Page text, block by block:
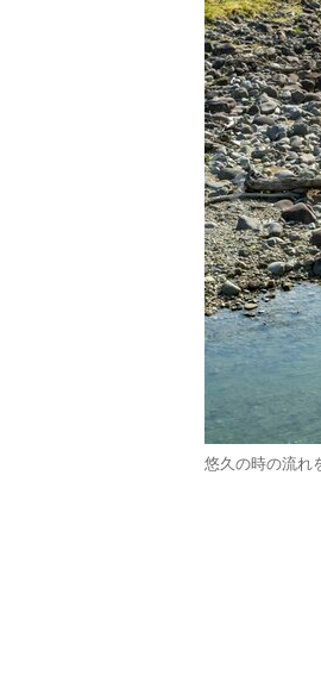
悠久の時の流れ